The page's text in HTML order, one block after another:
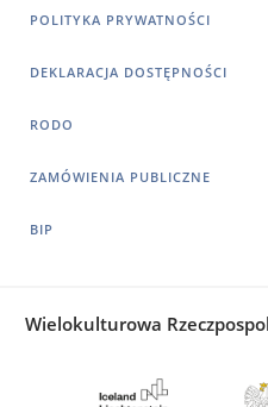
POLITYKA PRYWATNOŚCI
DEKLARACJA DOSTĘPNOŚCI
RODO
ZAMÓWIENIA PUBLICZNE
BIP
Wielokulturowa